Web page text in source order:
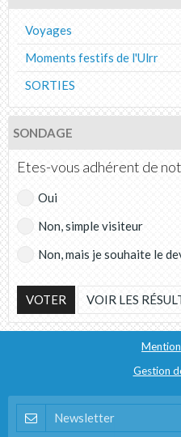
Voyages
Moments festifs de l'Ulrr
SORTIES
SONDAGE
Etes-vous adhérent de
Oui
Non, simple visiteur
Non, mais je souhaite le
VOTER VOIR LES
Gestion